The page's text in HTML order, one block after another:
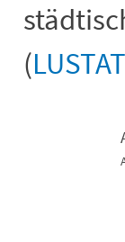
(
Map of